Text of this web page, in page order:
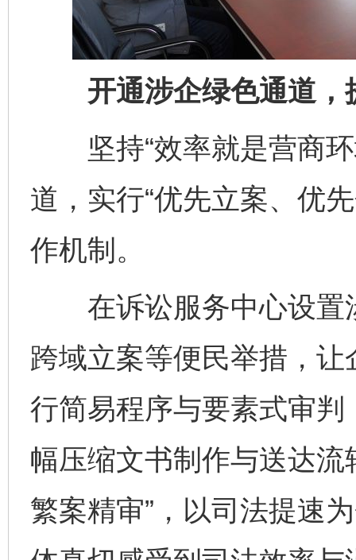
开通涉企绿色通道，
坚持“效率就是营商环
道，实行“优先立案、优
作机制。
在诉讼服务中心设置
跨域立案等便民举措，让
行简易程序与要素式审
幅压缩文书制作与送达流
繁案精审”，以司法提速